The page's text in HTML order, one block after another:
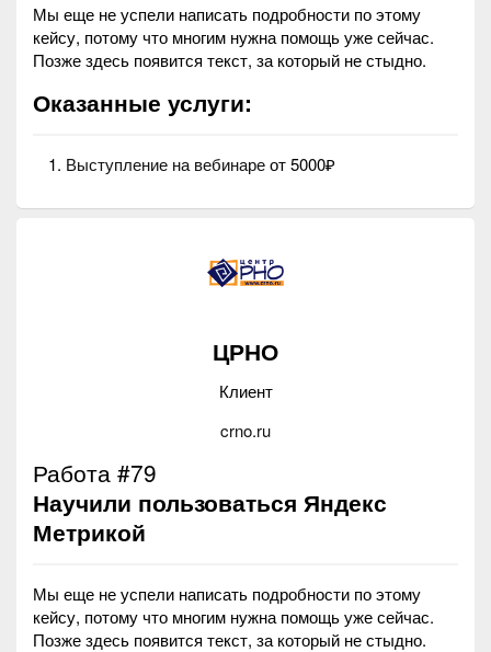
Мы еще не успели написать подробности по этому
кейсу, потому что многим нужна помощь уже сейчас.
Позже здесь появится текст, за который не стыдно.
Оказанные услуги:
Выступление на вебинареот 5000₽
ЦРНО
Клиент
crno.ru
Работа #79
Научили пользоваться Яндекс
Метрикой
Мы еще не успели написать подробности по этому
кейсу, потому что многим нужна помощь уже сейчас.
Позже здесь появится текст, за который не стыдно.